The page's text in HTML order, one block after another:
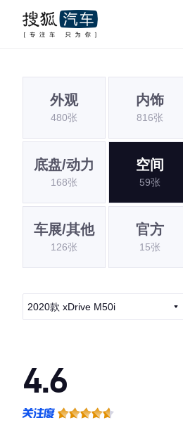
外观
480张
内饰
816张
底盘/动力
168张
空间
59张
车展/其他
126张
官方
15张
2020款 xDrive M50i
4.6